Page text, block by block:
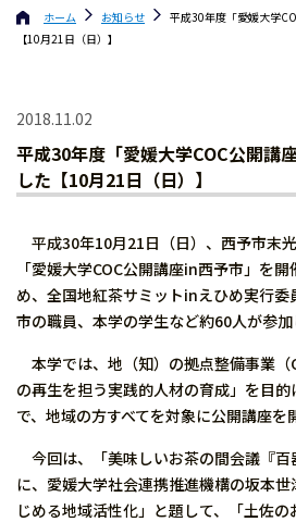
ホーム お知らせ
平成30年度「愛媛大学
【10月21日（日）】
2018.11.02
平成30年度「愛媛大学COC公開講
した【10月21日（日）】
平成30年10月21日（日）、西予市末
「愛媛大学COC公開講座in西予市」を
め、全国地紅茶サミットinえひめ実行
市の職員、本学の学生など約60人が参加
本学では、地（知）の拠点整備事業（
の再生を担う実践的人材の育成」を目
で、地域の方すべてを対象に公開講座を
今回は、「美味しいお茶の間会議『百
に、愛媛大学社会連携推進機構の坂本
じめる地域活性化」と題して、「土佐